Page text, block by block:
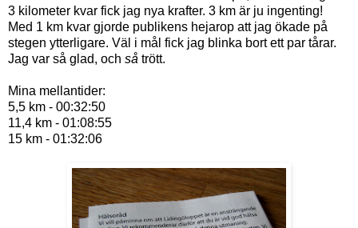
3 kilometer kvar fick jag nya krafter. 3 km är ju ingenting!
Med 1 km kvar gjorde publikens hejarop att jag ökade på
stegen ytterligare. Väl i mål fick jag blinka bort ett par tårar.
Jag var så glad, och så trött.
Mina mellantider:
5,5 km - 00:32:50
11,4 km - 01:08:55
15 km - 01:32:06